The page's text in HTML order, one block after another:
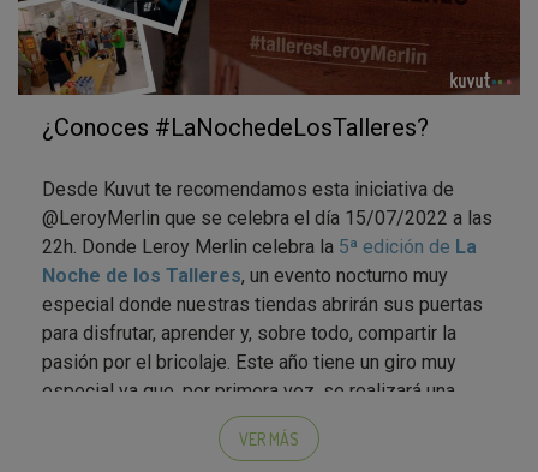
¿Conoces #LaNochedeLosTalleres?
Desde Kuvut te recomendamos esta iniciativa de
@LeroyMerlin que se celebra el día 15/07/2022 a las
22h. Donde Leroy Merlin celebra la 5ª edición de La
Noche de los Talleres, un evento nocturno muy
especial donde nuestras tiendas abrirán sus puertas
para disfrutar, aprender y, sobre todo, compartir la
pasión por el bricolaje. Este año tiene un giro muy
especial ya que, por primera vez, se realizará una
Noche de los Talleres 100% ECO
¡Queremos mejorar nuestro
VER MÁS